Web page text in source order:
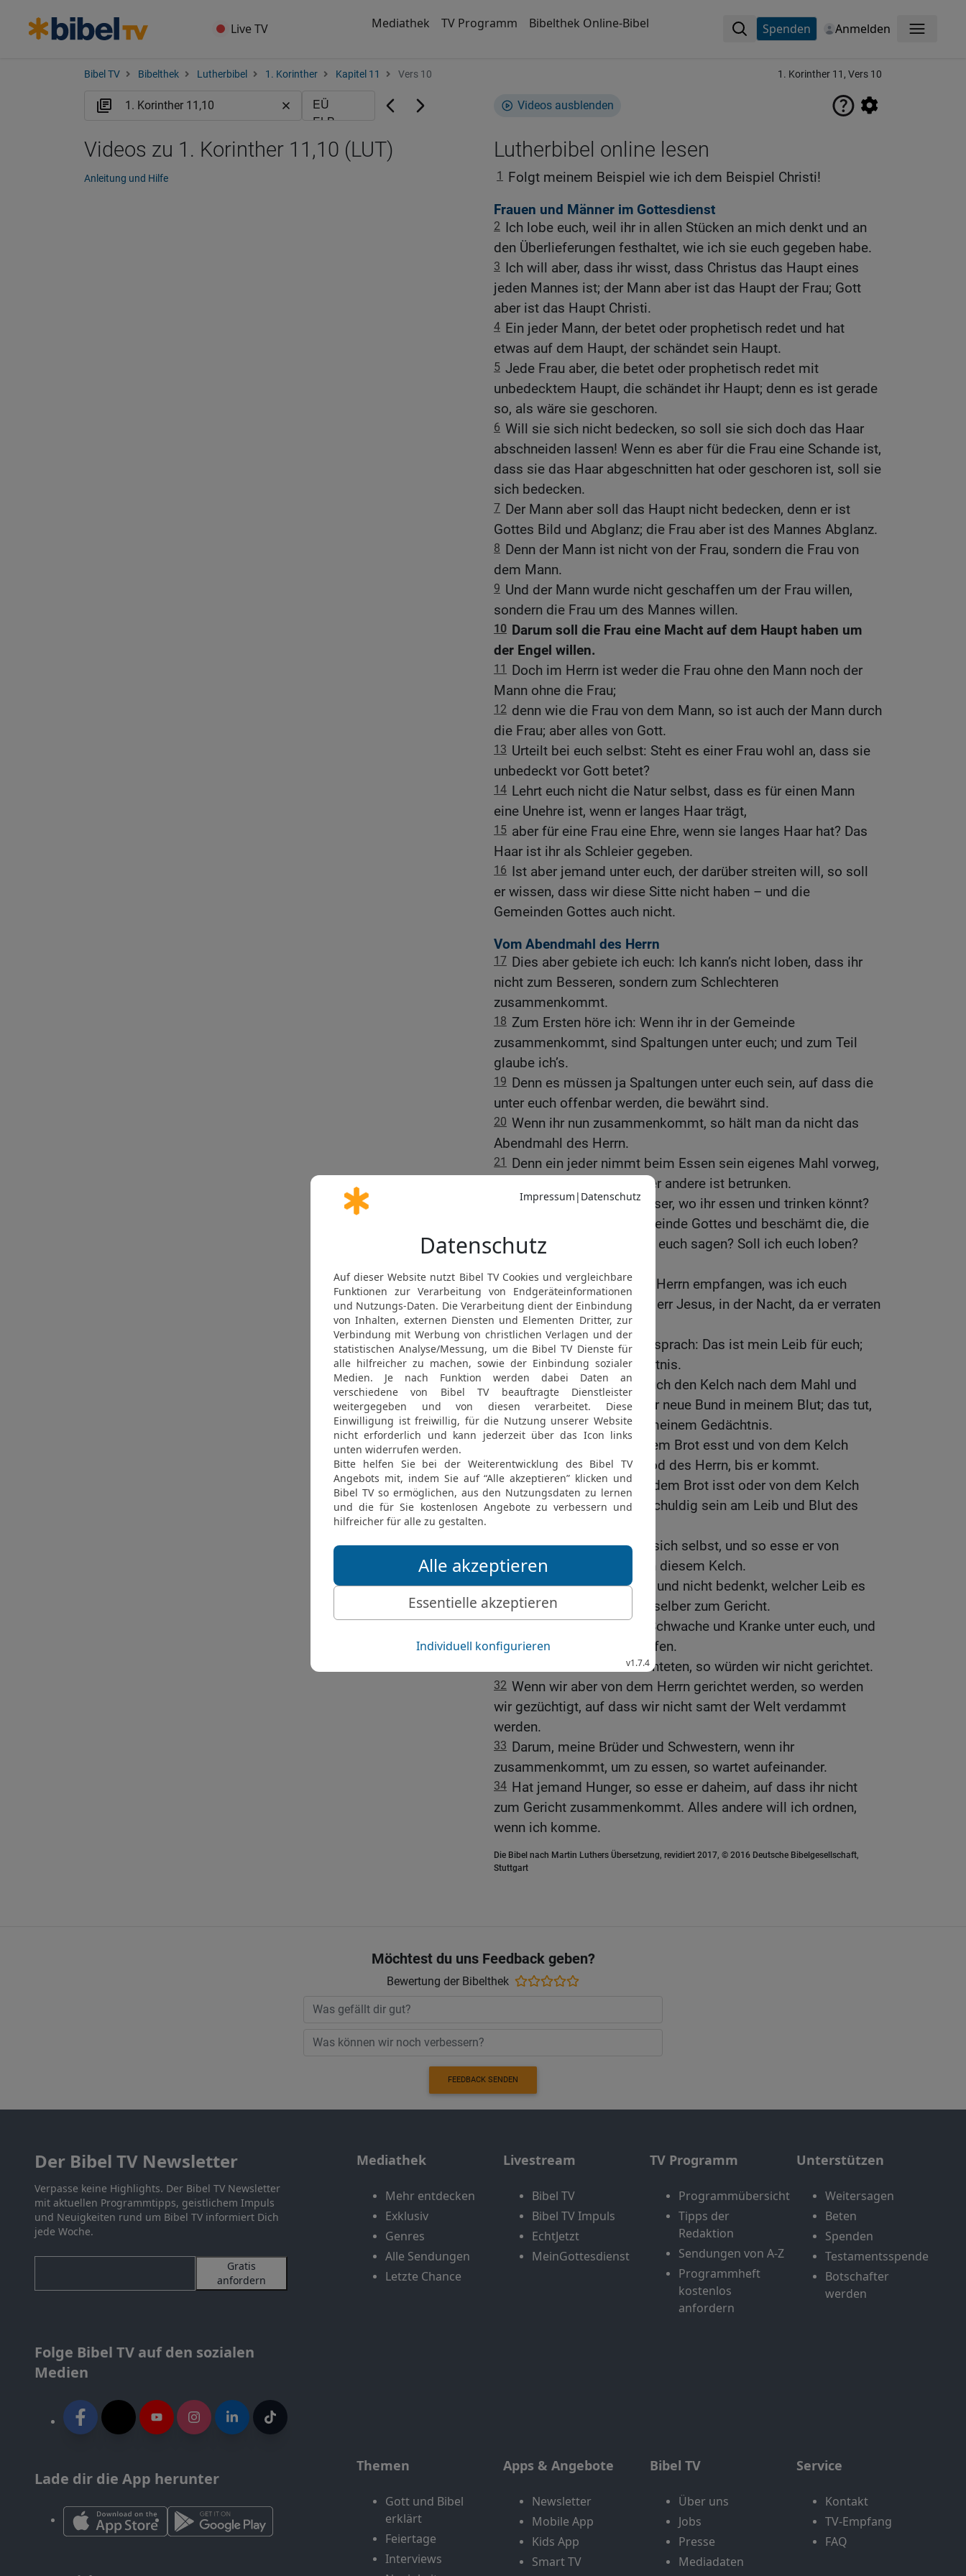
Live TV Mediathek TV Programm Bibelthek Online-Bibel Spenden Anmelden Menü
Bibel TV Bibelthek Lutherbibel 1. Korinther Kapitel 11 Vers 10 1. Korinther 11, Vers 10
Videos ausblenden
Lutherbibel online lesen
1 Folgt meinem Beispiel wie ich dem Beispiel Christi!
Frauen und Männer im Gottesdienst
2 Ich lobe euch, weil ihr in allen Stücken an mich denkt und an
den Überlieferungen festhaltet, wie ich sie euch gegeben habe.
3 Ich will aber, dass ihr wisst, dass Christus das Haupt eines
jeden Mannes ist; der Mann aber ist das Haupt der Frau; Gott
aber ist das Haupt Christi.
4 Ein jeder Mann, der betet oder prophetisch redet und hat
etwas auf dem Haupt, der schändet sein Haupt.
5 Jede Frau aber, die betet oder prophetisch redet mit
unbedecktem Haupt, die schändet ihr Haupt; denn es ist gerade
so, als wäre sie geschoren.
6 Will sie sich nicht bedecken, so soll sie sich doch das Haar
abschneiden lassen! Wenn es aber für die Frau eine Schande ist,
dass sie das Haar abgeschnitten hat oder geschoren ist, soll sie
sich bedecken.
7 Der Mann aber soll das Haupt nicht bedecken, denn er ist
Gottes Bild und Abglanz; die Frau aber ist des Mannes Abglanz.
8 Denn der Mann ist nicht von der Frau, sondern die Frau von
dem Mann.
9 Und der Mann wurde nicht geschaffen um der Frau willen,
sondern die Frau um des Mannes willen.
10 Darum soll die Frau eine Macht auf dem Haupt haben um
der Engel willen.
11
Doch im Herrn ist weder die Frau ohne den Mann noch der
Mann ohne die Frau;
12 denn wie die Frau von dem Mann, so ist auch der Mann durch
die Frau; aber alles von Gott.
13 Urteilt bei euch selbst: Steht es einer Frau wohl an, dass sie
unbedeckt vor Gott betet?
14 Lehrt euch nicht die Natur selbst, dass es für einen Mann
eine Unehre ist, wenn er langes Haar trägt,
15 aber für eine Frau eine Ehre, wenn sie langes Haar hat? Das
Haar ist ihr als Schleier gegeben.
16 Ist aber jemand unter euch, der darüber streiten will, so soll
er wissen, dass wir diese Sitte nicht haben – und die
Gemeinden Gottes auch nicht.
Vom Abendmahl des Herrn
17 Dies aber gebiete ich euch: Ich kann’s nicht loben, dass ihr
nicht zum Besseren, sondern zum Schlechteren
zusammenkommt.
18 Zum Ersten höre ich: Wenn ihr in der Gemeinde
zusammenkommt, sind Spaltungen unter euch; und zum Teil
glaube ich’s.
19 Denn es müssen ja Spaltungen unter euch sein, auf dass die
unter euch offenbar werden, die bewährt sind.
20 Wenn ihr nun zusammenkommt, so hält man da nicht das
Abendmahl des Herrn.
21
Denn ein jeder nimmt beim Essen sein eigenes Mahl vorweg,
und der eine ist hungrig, der andere ist betrunken.
Habt ihr denn nicht Häuser, wo ihr essen und trinken könnt?
Oder verachtet ihr die Gemeinde Gottes und beschämt die, die
nichts haben? Was soll ich euch sagen? Soll ich euch loben?
23 Denn ich habe von dem Herrn empfangen, was ich euch
weitergegeben habe: Der Herr Jesus, in der Nacht, da er verraten
ward, nahm er das Brot,
dankte und brach’s und sprach: Das ist mein Leib für euch;
das tut zu meinem Gedächtnis.
25 Desgleichen nahm er auch den Kelch nach dem Mahl und
sprach: Dieser Kelch ist der neue Bund in meinem Blut; das tut,
sooft ihr daraus trinkt, zu meinem Gedächtnis.
Denn sooft ihr von diesem Brot esst und von dem Kelch
trinkt, verkündigt ihr den Tod des Herrn, bis er kommt.
27 Wer also unwürdig von dem Brot isst oder von dem Kelch
des Herrn trinkt, der wird schuldig sein am Leib und Blut des
28 Der Mensch prüfe aber sich selbst, und so esse er von
diesem Brot und trinke von diesem Kelch.
29 Denn wer isst und trinkt und nicht bedenkt, welcher Leib es
ist, der isst und trinkt sich selber zum Gericht.
Darum sind auch viele Schwache und Kranke unter euch, und
nicht wenige sind entschlafen.
Wenn wir uns selber richteten, so würden wir nicht gerichtet.
32 Wenn wir aber von dem Herrn gerichtet werden, so werden
wir gezüchtigt, auf dass wir nicht samt der Welt verdammt
werden.
33 Darum, meine Brüder und Schwestern, wenn ihr
zusammenkommt, um zu essen, so wartet aufeinander.
34 Hat jemand Hunger, so esse er daheim, auf dass ihr nicht
zum Gericht zusammenkommt. Alles andere will ich ordnen,
wenn ich komme.
Die Bibel nach Martin Luthers Übersetzung, revidiert 2017, © 2016 Deutsche Bibelgesellschaft,
Stuttgart
Videos zu 1. Korinther 11,10 (LUT)
Anleitung und Hilfe
Möchtest du uns Feedback geben?
Bewertung der Bibelthek
FEEDBACK SENDEN
Der Bibel TV Newsletter
Verpasse keine Highlights. Der Bibel TV Newsletter
mit aktuellen Programmtipps, geistlichem Impuls
und Neuigkeiten rund um Bibel TV informiert Dich
jede Woche.
Gratis
anfordern
Folge Bibel TV auf den sozialen
Medien
Lade dir die App herunter
Mediathek
Mehr entdecken
Exklusiv
Genres
Alle Sendungen
Letzte Chance
Livestream
Bibel TV
Bibel TV Impuls
EchtJetzt
MeinGottesdienst
TV Programm
Programmübersicht
Tipps der
Redaktion
Sendungen von A-Z
Programmheft
kostenlos
anfordern
Unterstützen
Weitersagen
Beten
Spenden
Testamentsspende
Botschafter
werden
Themen
Gott und Bibel
erklärt
Feiertage
Interviews
Apps & Angebote
Newsletter
Mobile App
Kids App
Smart TV
Bibel TV
Über uns
Jobs
Presse
Mediadaten
Service
Kontakt
TV-Empfang
FAQ